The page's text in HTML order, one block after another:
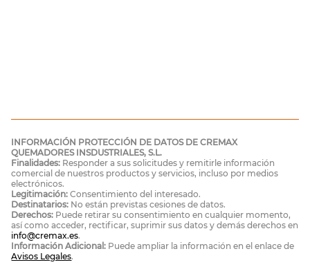
INFORMACIÓN PROTECCIÓN DE DATOS DE CREMAX
QUEMADORES INSDUSTRIALES, S.L.
Finalidades: Responder a sus solicitudes y remitirle información
comercial de nuestros productos y servicios, incluso por medios
electrónicos.
Legitimación:Consentimiento del interesado.
Destinatarios: No están previstas cesiones de datos.
Derechos: Puede retirar su consentimiento en cualquier momento,
así como acceder, rectificar, suprimir sus datos y demás derechos en
info@cremax.es.
Información Adicional: Puede ampliar la información en el enlace de
Avisos Legales.